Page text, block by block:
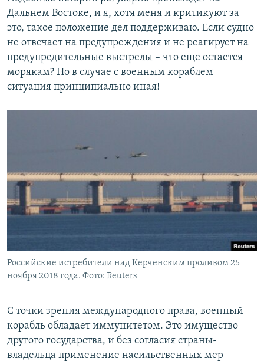
Дальнем Востоке, и я, хотя меня и критикуют за
это, такое положение дел поддерживаю. Если судно
не отвечает на предупреждения и не реагирует на
предупредительные выстрелы – что еще остается
морякам? Но в случае с военным кораблем
ситуация принципиально иная!
Российские истребители над Керченским проливом 25
ноября 2018 года. Фото: Reuters
С точки зрения международного права, военный
корабль обладает иммунитетом. Это имущество
другого государства, и без согласия страны-
владельца применение насильственных мер